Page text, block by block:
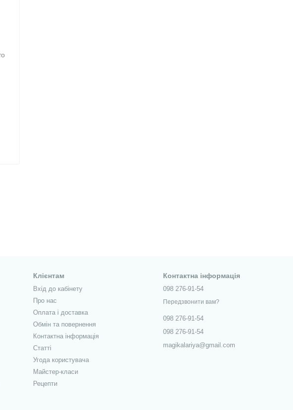
Клієнтам
Вхід до кабінету
Про нас
Оплата і доставка
Обмін та повернення
Контактна інформація
Статті
Угода користувача
Майстер-класи
Рецепти
Контактна інформація
098 276-91-54
Передзвонити вам?
098 276-91-54
098 276-91-54
magikalariya@gmail.com